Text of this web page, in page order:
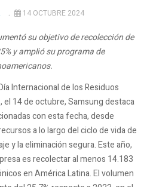
14 OCTUBRE 2024
su objetivo de recolección de
y amplió su programa de
Internacional de los Residuos
el 14 de octubre, Samsung destaca
con esta fecha, desde
a lo largo del ciclo de vida de
y la eliminación segura. Este año,
es recolectar al menos 14.183
en América Latina. El volumen